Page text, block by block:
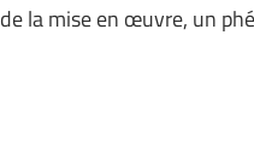
la mise en œuvre, un